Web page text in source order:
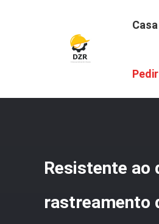
Casa
Resistente ao
rastreamento